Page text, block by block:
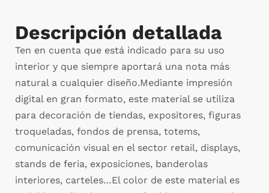
Descripción detallada
Ten en cuenta que está indicado para su uso
interior y que siempre aportará una nota más
natural a cualquier diseño.Mediante impresión
digital en gran formato, este material se utiliza
para decoración de tiendas, expositores, figuras
troqueladas, fondos de prensa, totems,
comunicación visual en el sector retail, displays,
stands de feria, exposiciones, banderolas
interiores, carteles…El color de este material es